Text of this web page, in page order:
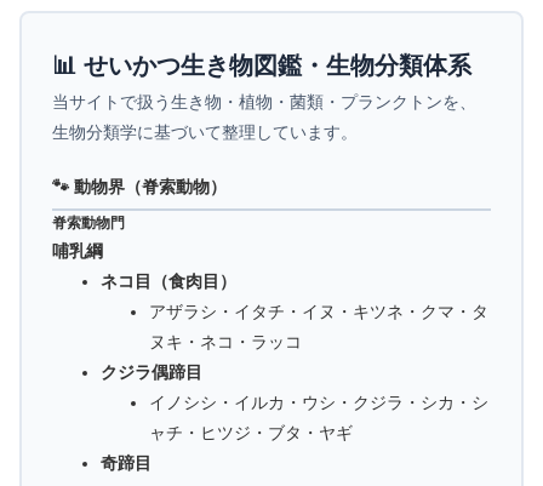
📊 せいかつ生き物図鑑・生物分類体系
当サイトで扱う生き物・植物・菌類・プランクトンを、
生物分類学に基づいて整理しています。
🐾 動物界（脊索動物）
脊索動物門
哺乳綱
ネコ目（食肉目）
アザラシ・イタチ・イヌ・キツネ・クマ・タ
ヌキ・ネコ・ラッコ
クジラ偶蹄目
イノシシ・イルカ・ウシ・クジラ・シカ・シ
ャチ・ヒツジ・ブタ・ヤギ
奇蹄目